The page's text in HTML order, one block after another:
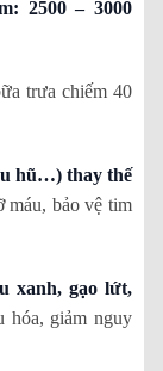
2500 – 3000
trưa chiếm 40
hũ…) thay thế
máu, bảo vệ tim
xanh, gạo lứt,
hóa, giảm nguy